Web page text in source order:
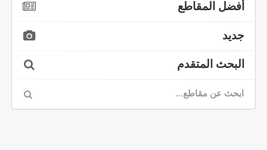
أفضل المقاطع
جديد
البحث المتقدم